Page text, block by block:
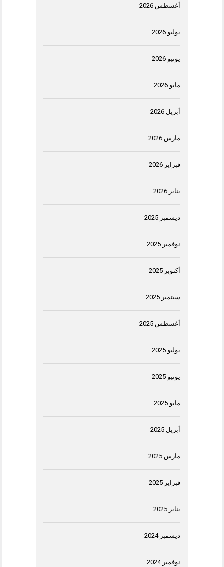
أغسطس 2026
يوليو 2026
يونيو 2026
مايو 2026
أبريل 2026
مارس 2026
فبراير 2026
يناير 2026
ديسمبر 2025
نوفمبر 2025
أكتوبر 2025
سبتمبر 2025
أغسطس 2025
يوليو 2025
يونيو 2025
مايو 2025
أبريل 2025
مارس 2025
فبراير 2025
يناير 2025
ديسمبر 2024
نوفمبر 2024